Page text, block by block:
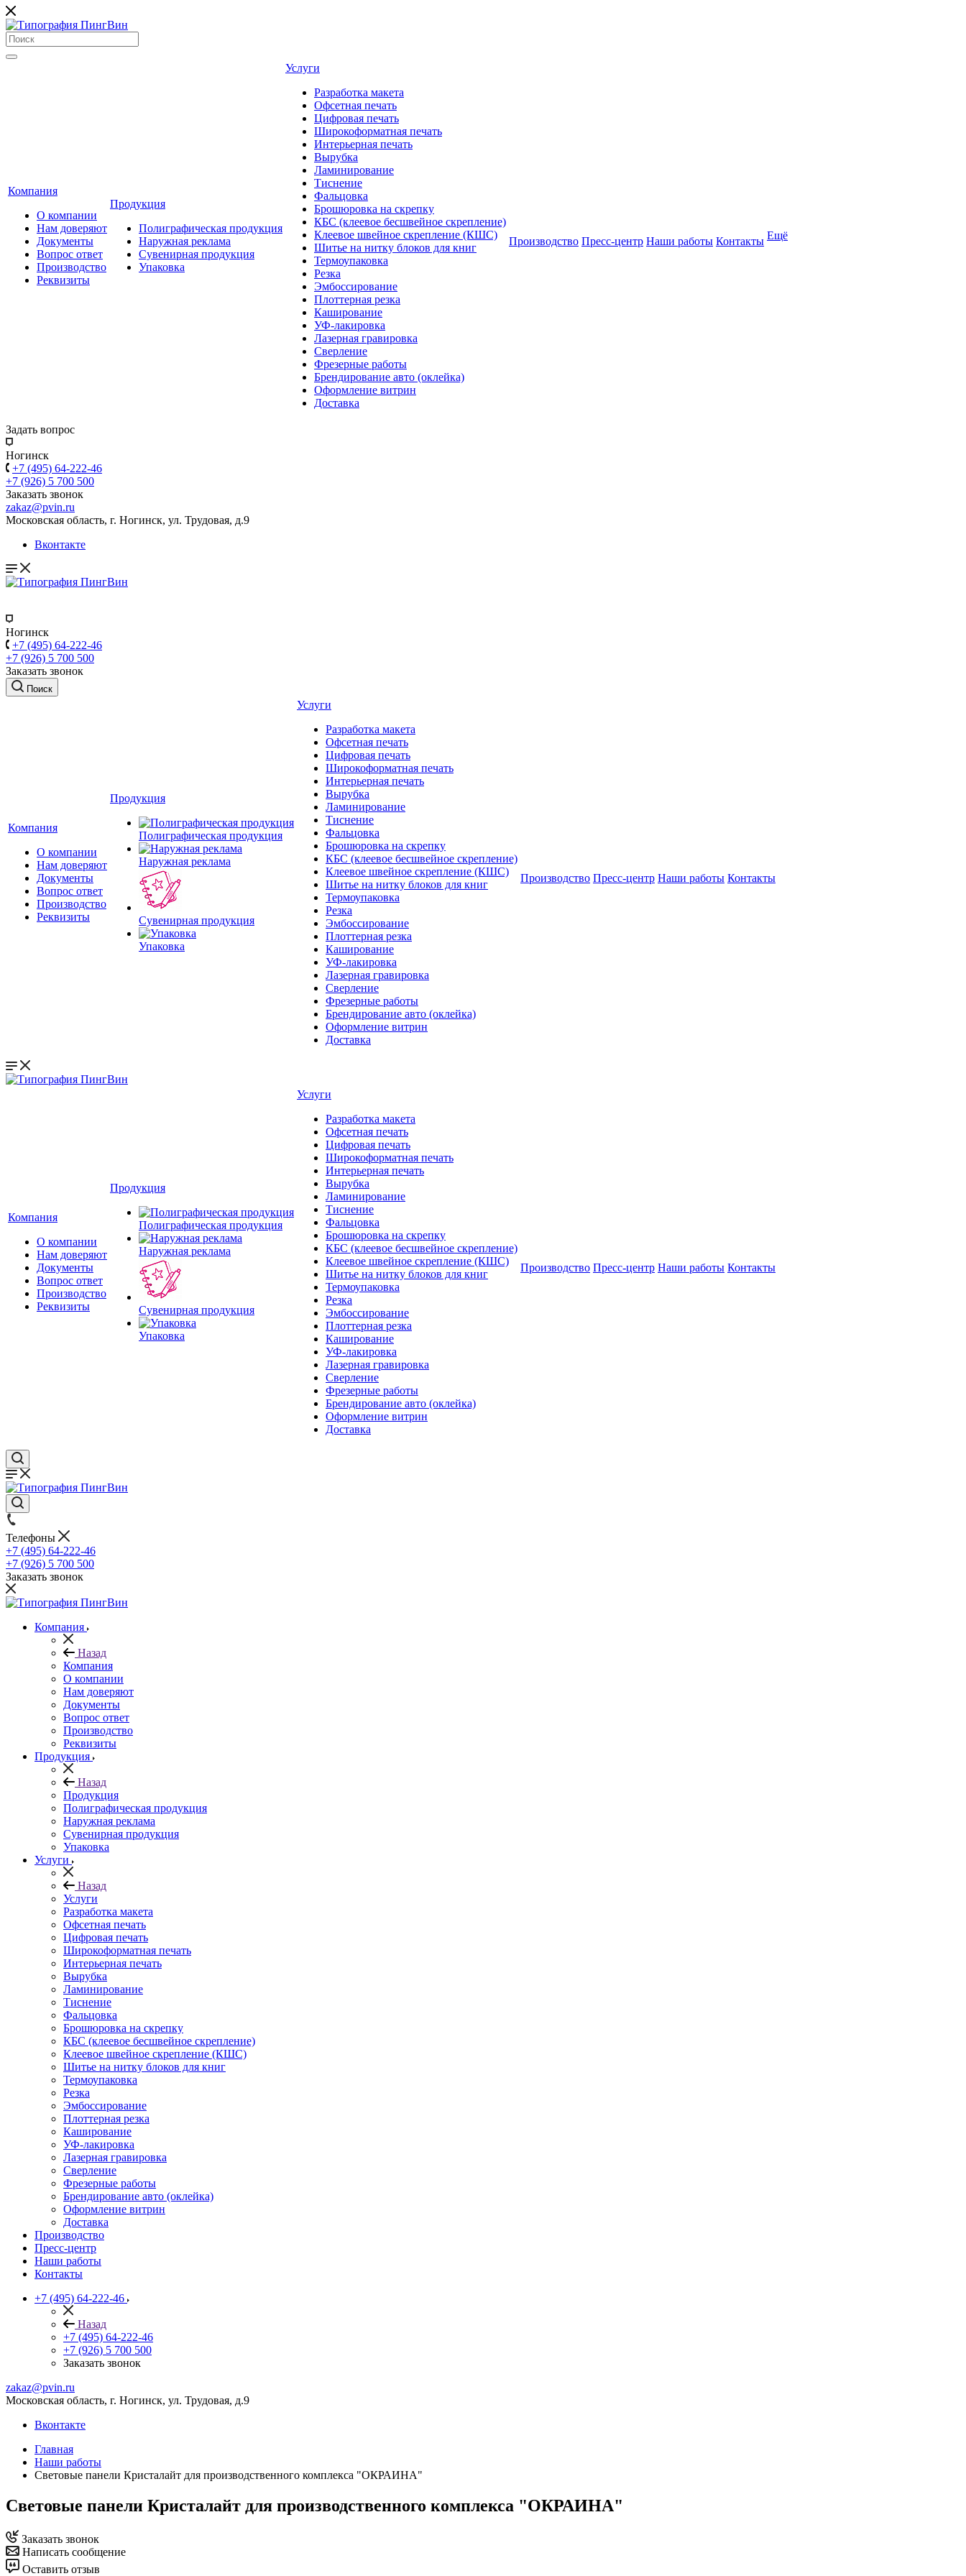
Компания
О компании
Нам доверяют
Документы
Вопрос ответ
Производство
Реквизиты
Продукция
Полиграфическая продукция
Наружная реклама
Сувенирная продукция
Упаковка
Услуги
Разработка макета
Офсетная печать
Цифровая печать
Широкоформатная печать
Интерьерная печать
Вырубка
Ламинирование
Тиснение
Фальцовка
Брошюровка на скрепку
КБС (клеевое бесшвейное скрепление)
Клеевое швейное скрепление (КШС)
Шитье на нитку блоков для книг
Термоупаковка
Резка
Эмбоссирование
Плоттерная резка
Каширование
УФ-лакировка
Лазерная гравировка
Сверление
Фрезерные работы
Брендирование авто (оклейка)
Оформление витрин
Доставка
Производство Пресс-центр Наши работы Контакты Ещё
Задать вопрос
Ногинск
+7 (495) 64-222-46
+7 (926) 5 700 500
Заказать звонок
zakaz@pvin.ru
Московская область, г. Ногинск, ул. Трудовая, д.9
Вконтакте
Ногинск
+7 (495) 64-222-46
+7 (926) 5 700 500
Заказать звонок
Поиск
Компания
О компании
Нам доверяют
Документы
Вопрос ответ
Производство
Реквизиты
Продукция
Полиграфическая продукция
Наружная реклама
Сувенирная продукция
Упаковка
Услуги
Разработка макета
Офсетная печать
Цифровая печать
Широкоформатная печать
Интерьерная печать
Вырубка
Ламинирование
Тиснение
Фальцовка
Брошюровка на скрепку
КБС (клеевое бесшвейное скрепление)
Клеевое швейное скрепление (КШС)
Шитье на нитку блоков для книг
Термоупаковка
Резка
Эмбоссирование
Плоттерная резка
Каширование
УФ-лакировка
Лазерная гравировка
Сверление
Фрезерные работы
Брендирование авто (оклейка)
Оформление витрин
Доставка
Производство Пресс-центр Наши работы Контакты
Компания
О компании
Нам доверяют
Документы
Вопрос ответ
Производство
Реквизиты
Продукция
Полиграфическая продукция
Наружная реклама
Сувенирная продукция
Упаковка
Услуги
Разработка макета
Офсетная печать
Цифровая печать
Широкоформатная печать
Интерьерная печать
Вырубка
Ламинирование
Тиснение
Фальцовка
Брошюровка на скрепку
КБС (клеевое бесшвейное скрепление)
Клеевое швейное скрепление (КШС)
Шитье на нитку блоков для книг
Термоупаковка
Резка
Эмбоссирование
Плоттерная резка
Каширование
УФ-лакировка
Лазерная гравировка
Сверление
Фрезерные работы
Брендирование авто (оклейка)
Оформление витрин
Доставка
Производство Пресс-центр Наши работы Контакты
Телефоны
+7 (495) 64-222-46
+7 (926) 5 700 500
Заказать звонок
Компания
Назад
Компания
О компании
Нам доверяют
Документы
Вопрос ответ
Производство
Реквизиты
Продукция
Назад
Продукция
Полиграфическая продукция
Наружная реклама
Сувенирная продукция
Упаковка
Услуги
Назад
Услуги
Разработка макета
Офсетная печать
Цифровая печать
Широкоформатная печать
Интерьерная печать
Вырубка
Ламинирование
Тиснение
Фальцовка
Брошюровка на скрепку
КБС (клеевое бесшвейное скрепление)
Клеевое швейное скрепление (КШС)
Шитье на нитку блоков для книг
Термоупаковка
Резка
Эмбоссирование
Плоттерная резка
Каширование
УФ-лакировка
Лазерная гравировка
Сверление
Фрезерные работы
Брендирование авто (оклейка)
Оформление витрин
Доставка
Производство
Пресс-центр
Наши работы
Контакты
+7 (495) 64-222-46
Назад
+7 (495) 64-222-46
+7 (926) 5 700 500
Заказать звонок
zakaz@pvin.ru
Московская область, г. Ногинск, ул. Трудовая, д.9
Вконтакте
Главная
Наши работы
Световые панели Кристалайт для производственного комплекса "ОКРАИНА"
Световые панели Кристалайт для производственного комплекса "ОКРАИНА"
Заказать звонок
Написать сообщение
Оставить отзыв